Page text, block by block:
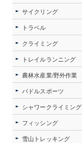
サイクリング
トラベル
クライミング
トレイルランニング
農林水産業/野外作業
パドルスポーツ
シャワークライミング
フィッシング
雪山トレッキング